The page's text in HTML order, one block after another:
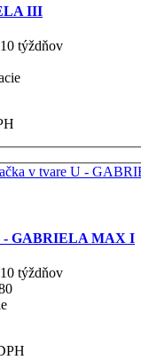
III
týždňov
- GABRIELA MAX I
týždňov